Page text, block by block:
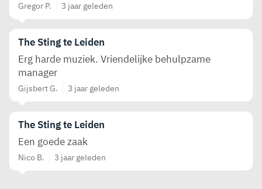
Gregor P. 3 jaar geleden
The Sting te Leiden
Erg harde muziek. Vriendelijke behulpzame
manager
Gijsbert G. 3 jaar geleden
The Sting te Leiden
Een goede zaak
Nico B. 3 jaar geleden